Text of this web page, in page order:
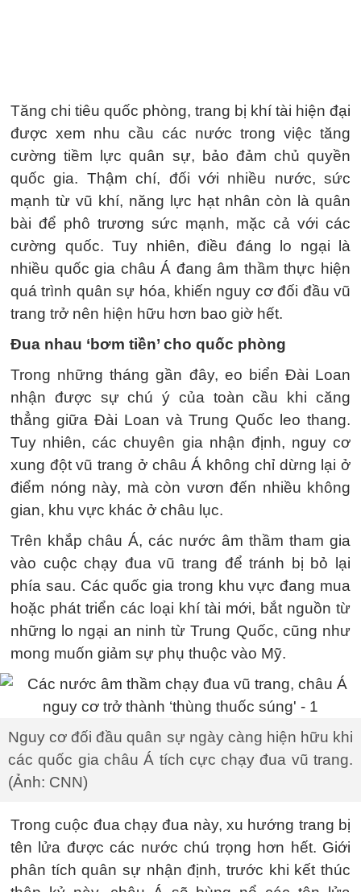
Tăng chi tiêu quốc phòng, trang bị khí tài hiện đại
được xem nhu cầu các nước trong việc tăng
cường tiềm lực quân sự, bảo đảm chủ quyền
quốc gia. Thậm chí, đối với nhiều nước, sức
mạnh từ vũ khí, năng lực hạt nhân còn là quân
bài để phô trương sức mạnh, mặc cả với các
cường quốc. Tuy nhiên, điều đáng lo ngại là
nhiều quốc gia châu Á đang âm thầm thực hiện
quá trình quân sự hóa, khiến nguy cơ đối đầu vũ
trang trở nên hiện hữu hơn bao giờ hết.
Đua nhau ‘bơm tiền’ cho quốc phòng
Trong những tháng gần đây, eo biển Đài Loan
nhận được sự chú ý của toàn cầu khi căng
thẳng giữa Đài Loan và Trung Quốc leo thang.
Tuy nhiên, các chuyên gia nhận định, nguy cơ
xung đột vũ trang ở châu Á không chỉ dừng lại ở
điểm nóng này, mà còn vươn đến nhiều không
gian, khu vực khác ở châu lục.
Trên khắp châu Á, các nước âm thầm tham gia
vào cuộc chạy đua vũ trang để tránh bị bỏ lại
phía sau. Các quốc gia trong khu vực đang mua
hoặc phát triển các loại khí tài mới, bắt nguồn từ
những lo ngại an ninh từ Trung Quốc, cũng như
mong muốn giảm sự phụ thuộc vào Mỹ.
Nguy cơ đối đầu quân sự ngày càng hiện hữu khi
các quốc gia châu Á tích cực chạy đua vũ trang.
(Ảnh: CNN)
Trong cuộc đua chạy đua này, xu hướng trang bị
tên lửa được các nước chú trọng hơn hết. Giới
phân tích quân sự nhận định, trước khi kết thúc